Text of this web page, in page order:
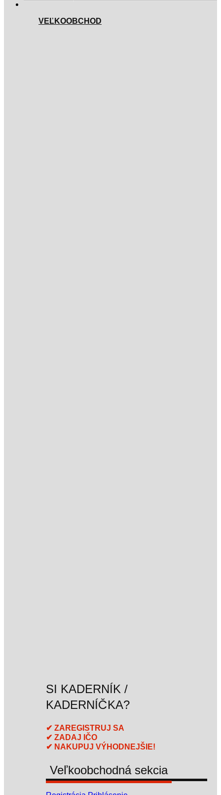
VEĽKOOBCHOD
SI KADERNÍK /
KADERNÍČKA?
✔ ZAREGISTRUJ SA
✔ ZADAJ IČO
✔ NAKUPUJ VÝHODNEJŠIE!
Veľkoobchodná sekcia